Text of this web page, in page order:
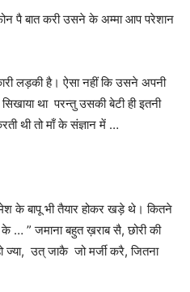
पै बात करी उसने के अम्मा आप परेशान
लड़की है। ऐसा नहीं कि उसने अपनी
था परन्तु उसकी बेटी ही इतनी
थी तो माँ के संज्ञान में …
के बापू भी तैयार होकर खड़े थे। कितने
” जमाना बहुत ख़राब सै, छोरी की
उत् जाकै जो मर्जी करै, जितना